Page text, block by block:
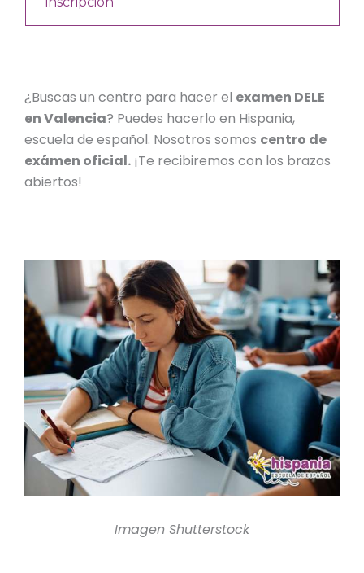
¿Buscas un centro para hacer el examen DELE
en Valencia? Puedes hacerlo en Hispania,
escuela de español. Nosotros somos centro de
exámen oficial. ¡Te recibiremos con los brazos
abiertos!
Imagen Shutterstock